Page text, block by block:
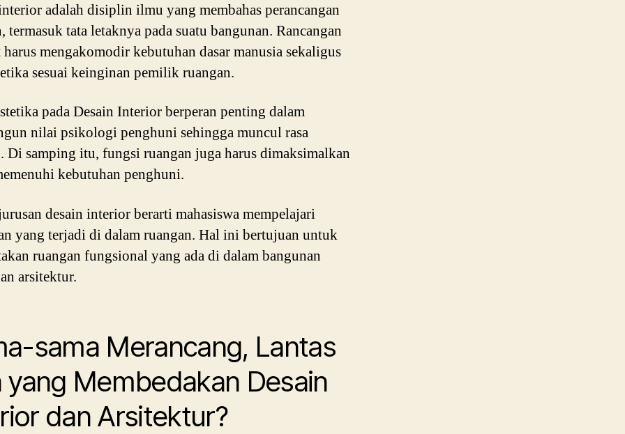
adalah disiplin ilmu yang membahas perancangan
termasuk tata letaknya pada suatu bangunan. Rancangan
harus mengakomodir kebutuhan dasar manusia sekaligus
sesuai keinginan pemilik ruangan.
pada Desain Interior berperan penting dalam
nilai psikologi penghuni sehingga muncul rasa
Di samping itu, fungsi ruangan juga harus dimaksimalkan
kebutuhan penghuni.
desain interior berarti mahasiswa mempelajari
yang terjadi di dalam ruangan. Hal ini bertujuan untuk
ruangan fungsional yang ada di dalam bangunan
arsitektur.
sama Merancang, Lantas
yang Membedakan Desain
dan Arsitektur?